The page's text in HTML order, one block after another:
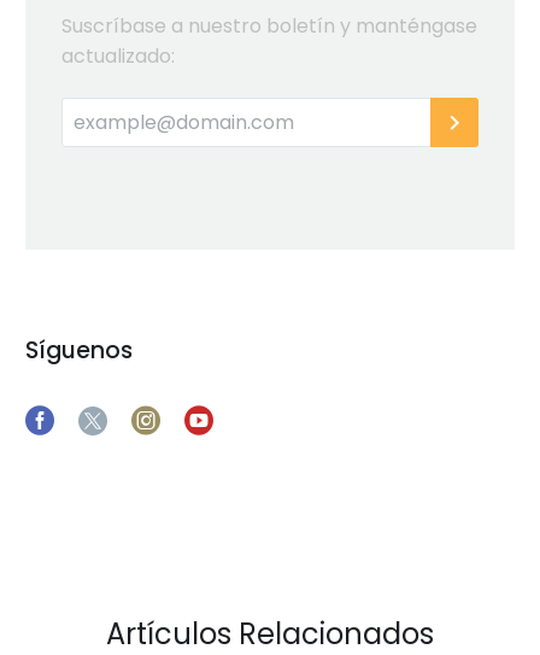
Suscríbase a nuestro boletín y manténgase
actualizado:
Síguenos
Artículos Relacionados